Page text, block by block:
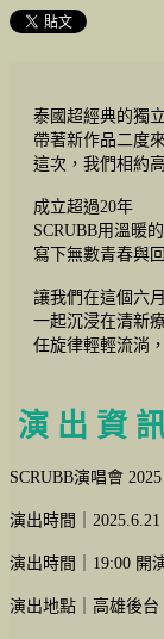
泰國超經典的獨
帶著新作品二度
這次，我們相約
成立超過20年
SCRUBB用溫暖
寫下無數青春與
讓我們在這個六月
一起沉浸在清新
任旋律輕輕流淌
演 出 資
SCRUBB演唱會
演出時間｜2025.6.21
演出時間｜19:00 開
演出地點｜高雄後台